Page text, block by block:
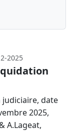
2025
date
2025,
A.Lageat,